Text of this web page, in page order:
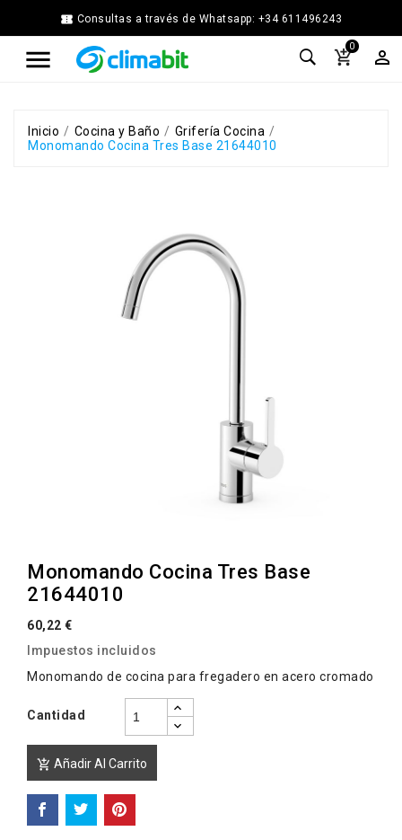
 Consultas a través de Whatsapp: +34 611496243

Home
Agua
Chimenea
Modular

0

Inicio Cocina y Baño
Grifería Cocina
Monomando Cocina Tres Base 21644010
Monomando Cocina Tres Base
21644010
60,22 €
Impuestos incluidos
Monomando de cocina para fregadero en acero cromado
Cantidad
 Añadir Al Carrito